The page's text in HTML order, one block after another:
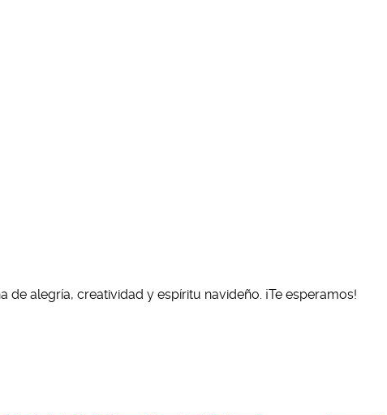
de alegría, creatividad y espíritu navideño. ¡Te esperamos!